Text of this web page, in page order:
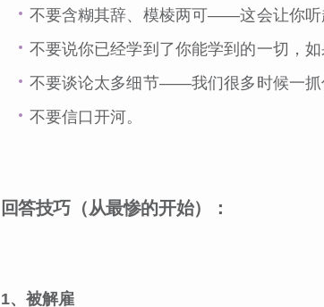
不要含糊其辞、模棱两可——这会让你听
不要说你已经学到了你能学到的一切，
不要谈论太多细节——我们很多时候一抓
不要信口开河。
回答技巧（从最惨的开始）：
1、被解雇